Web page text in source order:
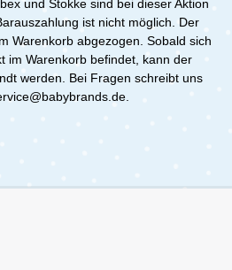
und Stokke sind bei dieser Aktion
ist nicht möglich. Der
Warenkorb abgezogen. Sobald sich
im Warenkorb befindet, kann der
werden. Bei Fragen schreibt uns